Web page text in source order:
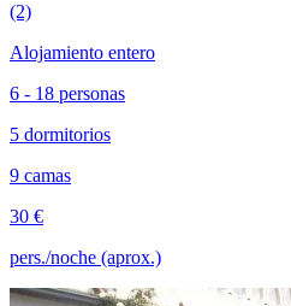
(2)
Alojamiento entero
6 - 18 personas
5 dormitorios
9 camas
30 €
pers./noche (aprox.)